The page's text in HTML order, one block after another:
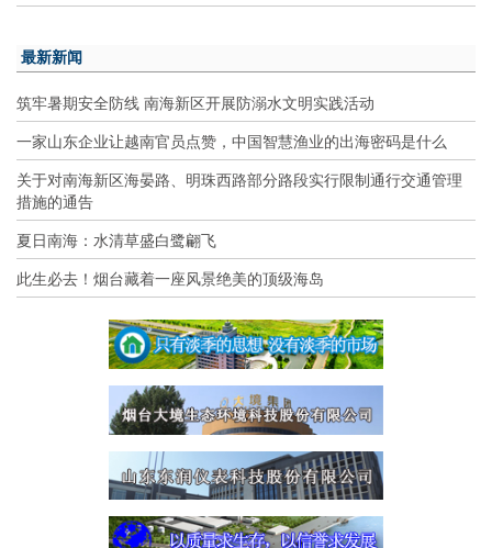
最新新闻
筑牢暑期安全防线 南海新区开展防溺水文明实践活动
一家山东企业让越南官员点赞，中国智慧渔业的出海密码是什么
关于对南海新区海晏路、明珠西路部分路段实行限制通行交通管理
措施的通告
夏日南海：水清草盛白鹭翩飞
此生必去！烟台藏着一座风景绝美的顶级海岛